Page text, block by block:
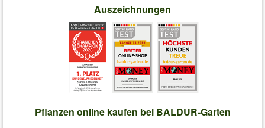
Auszeichnungen
Pflanzen online kaufen bei BALDUR-Garten